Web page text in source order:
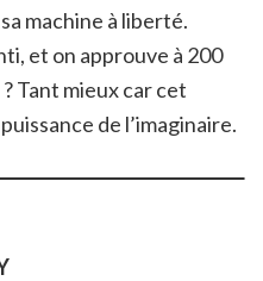
machine à liberté.
et on approuve à 200
Tant mieux car cet
de l’imaginaire.